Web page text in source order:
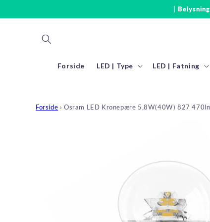
|
Forside LED | Type LED | Fatning
Forside › Osram LED Kronepære 5,8W(40W) 827